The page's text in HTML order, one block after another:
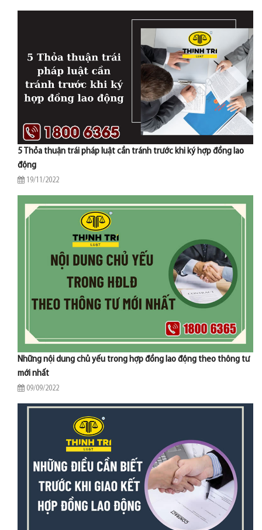
5 Thỏa thuận trái pháp luật cần tránh trước khi ký hợp đồng lao
động
19/11/2022
Những nội dung chủ yếu trong hợp đồng lao động theo thông tư
mới nhất
09/09/2022